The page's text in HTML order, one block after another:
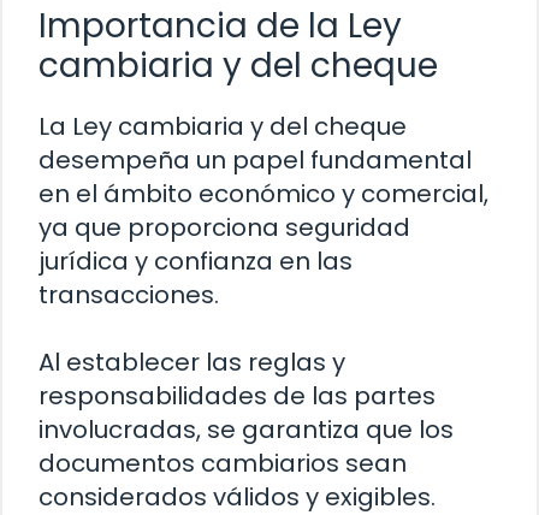
Importancia de la Ley
cambiaria y del cheque
La Ley cambiaria y del cheque
desempeña un papel fundamental
en el ámbito económico y comercial,
ya que proporciona seguridad
jurídica y confianza en las
transacciones.
Al establecer las reglas y
responsabilidades de las partes
involucradas, se garantiza que los
documentos cambiarios sean
considerados válidos y exigibles.